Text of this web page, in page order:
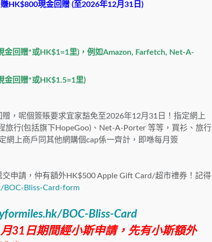
HK$800現金回贈 (至2026年12月31日)
金回贈*或HK$1=1里)，例如Amazon, Farfetch, Net-A-
金回贈*或HK$1.5=1里)
，呢個簽賬要求宜家豁免至2026年12月31日！指定網上
旅行(包括旗下HopeGoo)、Net-A-Porter 等等，買衫、旅行
網上商戶同其他網購個cap係一齊計，即喺每月簽
申請，仲有額外HK$500 Apple Gift Card/超市禮券！記得
BOC-Bliss-Card-form
BOC-Bliss-Card
31日期間經小斯申請，先有小斯額外